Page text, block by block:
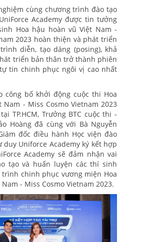
cùng chương trình đào tạo
Academy được tin tưởng
Hoa hậu hoàn vũ Việt Nam -
2023 hoàn thiện và phát triển
diễn, tạo dáng (posing), khả
triển bản thân trở thành phiên
tin chinh phục ngôi vị cao nhất
công bố khởi động cuộc thi Hoa
Nam - Miss Cosmo Vietnam 2023
TP.HCM, Trưởng BTC cuộc thi -
Hoàng đã cùng với Bà Nguyễn
đốc điều hành Học viện đào
duy Uniforce Academy ký kết hợp
Academy sẽ đảm nhận vai
tạo và huấn luyện các thí sinh
chinh phục vương miện Hoa
- Miss Cosmo Vietnam 2023.